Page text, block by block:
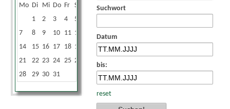
Mo Di Mi Do Fr Sa
1
2 3 4 5
7
8 9 10 11 12
14
15 16 17 18 19
21
22 23 24 25 26
28
29 30 31
Suchwort
Datum
bis:
reset